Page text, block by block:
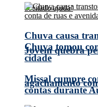
Jovem quebra
agachamento
Chuva causa
Chuva tomou
cidade
Missal cumpre
contas durante